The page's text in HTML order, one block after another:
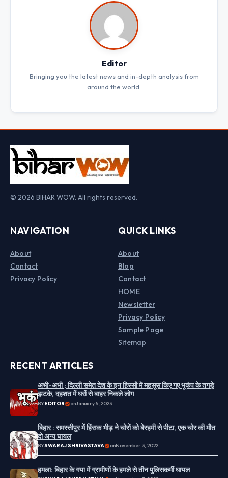
Editor
Bringing you the latest news and in-depth analysis from
around the world.
© 2026 BIHAR WOW. All rights reserved.
NAVIGATION
About
Contact
Privacy Policy
QUICK LINKS
About
Blog
Contact
HOME
Newsletter
Privacy Policy
Sample Page
Sitemap
RECENT ARTICLES
अभी-अभी ; दिल्ली समेत देश के इन हिस्सों में महसूस किए गए भूकंप के तगड़े
झटके, दहशत में घरों से बाहर निकले लोग
BYEDITOR onJanuary 5, 2023
बिहार : समस्तीपुर में हिंसक भीड़ ने चोरों को बेरहमी से पीटा, एक चोर की मौत
दो अन्य घायल
BYSWARAJ SHRIVASTAVA onNovember 3, 2022
हमला: बिहार के गया में ग्रामीणों के हमले से तीन पुलिसकर्मी घायल